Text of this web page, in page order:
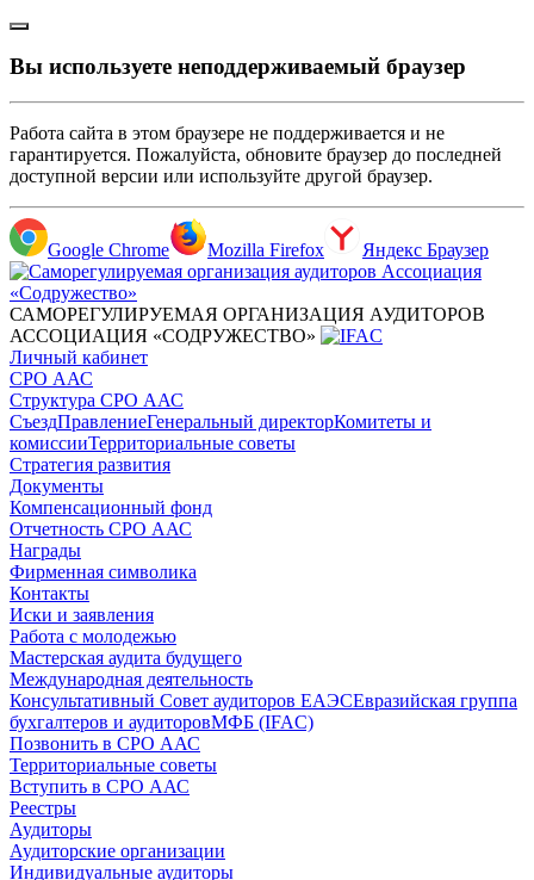
Вы используете неподдерживаемый браузер
Работа сайта в этом браузере не поддерживается и не
гарантируется. Пожалуйста, обновите браузер до последней
доступной версии или используйте другой браузер.
Google Chrome Mozilla Firefox Яндекс Браузер
САМОРЕГУЛИРУЕМАЯ ОРГАНИЗАЦИЯ АУДИТОРОВ
АССОЦИАЦИЯ «СОДРУЖЕСТВО»
Личный кабинет
СРО ААС
Структура СРО ААС
СъездПравлениеГенеральный директорКомитеты и
комиссииТерриториальные советы
Стратегия развития
Документы
Компенсационный фонд
Отчетность СРО ААС
Награды
Фирменная символика
Контакты
Иски и заявления
Работа с молодежью
Мастерская аудита будущего
Международная деятельность
Консультативный Совет аудиторов ЕАЭСЕвразийская группа
бухгалтеров и аудиторовМФБ (IFAC)
Позвонить в СРО ААС
Территориальные советы
Вступить в СРО ААС
Реестры
Аудиторы
Аудиторские организации
Индивидуальные аудиторы